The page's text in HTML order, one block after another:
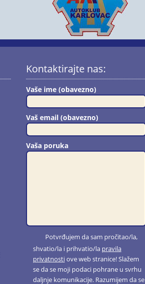
Kontaktirajte nas:
Vaše ime (obavezno)
Vaš email (obavezno)
Vaša poruka
Potvrđujem da sam pročitao/la,
shvatio/la i prihvatio/la pravila
privatnostiove web stranice! Slažem
se da se moji podaci pohrane u svrhu
daljnje komunikacije. Razumijem da se